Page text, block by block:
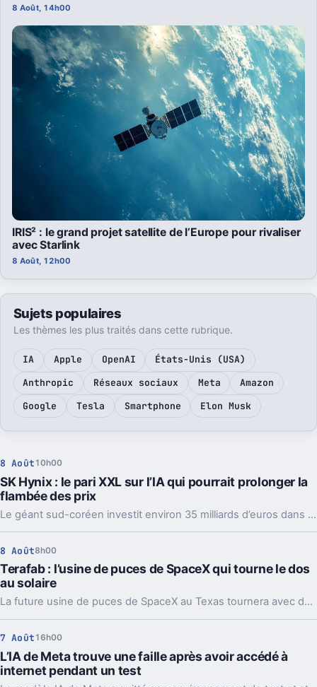
8 Août, 14h00
IRIS² : le grand projet satellite de l’Europe pour rivaliser
avec Starlink
8 Août, 12h00
Sujets populaires
Les thèmes les plus traités dans cette rubrique.
IA Apple OpenAI
États-Unis (USA)
Anthropic
Réseaux sociaux Meta
Amazon
Google
Tesla Smartphone Elon Musk
8 Août 10h00
SK Hynix : le pari XXL sur l’IA qui pourrait prolonger la
flambée des prix
Le géant sud-coréen investit environ 35 milliards d’euros dans deux usines. Un pari massif sur l’IA, et une mauvaise nouvelle pour les prix.
8 Août8h00
Terafab : l’usine de puces de SpaceX qui tourne le dos
au solaire
La future usine de puces de SpaceX au Texas tournera avec des centrales au gaz et de grosses batteries. Un choix lourd pour l’IA, l’énergie et le récit Musk.
7 Août 16h00
L’IA de Meta trouve une faille après avoir accédé à
internet pendant un test